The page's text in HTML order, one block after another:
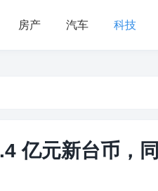
房产 汽车 科技
亿元新台币，